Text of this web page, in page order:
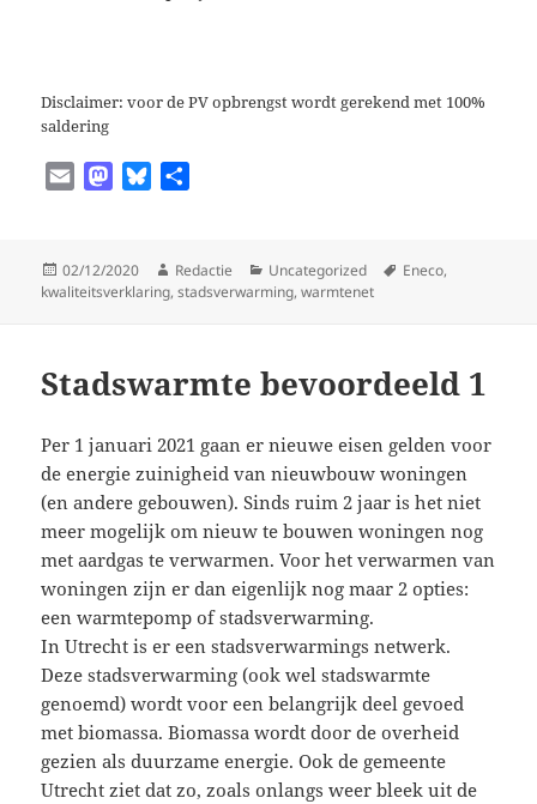
Disclaimer: voor de PV opbrengst wordt gerekend met 100%
saldering
i
l
M
t
o
n
e
s
e
n
Geplaatst
op
02/12/2020 Auteur
Redactie Categorieën
Uncategorized Tags
Eneco,
kwaliteitsverklaring,stadsverwarming,warmtenet
Stadswarmte bevoordeeld 1
Per 1 januari 2021 gaan er nieuwe eisen gelden voor
de energie zuinigheid van nieuwbouw woningen
(en andere gebouwen). Sinds ruim 2 jaar is het niet
meer mogelijk om nieuw te bouwen woningen nog
met aardgas te verwarmen. Voor het verwarmen van
woningen zijn er dan eigenlijk nog maar 2 opties:
een warmtepomp of stadsverwarming.
In Utrecht is er een stadsverwarmings netwerk.
Deze stadsverwarming (ook wel stadswarmte
genoemd) wordt voor een belangrijk deel gevoed
met biomassa. Biomassa wordt door de overheid
gezien als duurzame energie. Ook de gemeente
Utrecht ziet dat zo, zoals onlangs weer bleek uit de